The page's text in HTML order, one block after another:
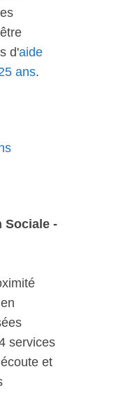
d'aide
ans.
Sociale -
services
et